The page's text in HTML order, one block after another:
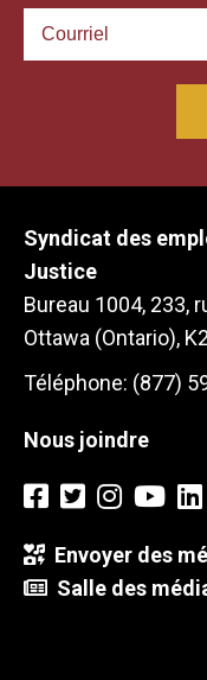
Syndicat des
Justice
Bureau 1004, 233,
Ottawa (Ontario),
Téléphone: (877)
Nous joindre
Envoyer des
Salle des